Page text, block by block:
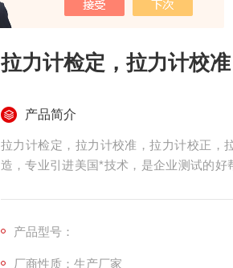
拉力计检定，拉力计校
产品简介
拉力计检定，拉力计校准，拉力计校正，
造，专业引进美国*技术，是企业测试的
产品型号：
厂商性质：生产厂家